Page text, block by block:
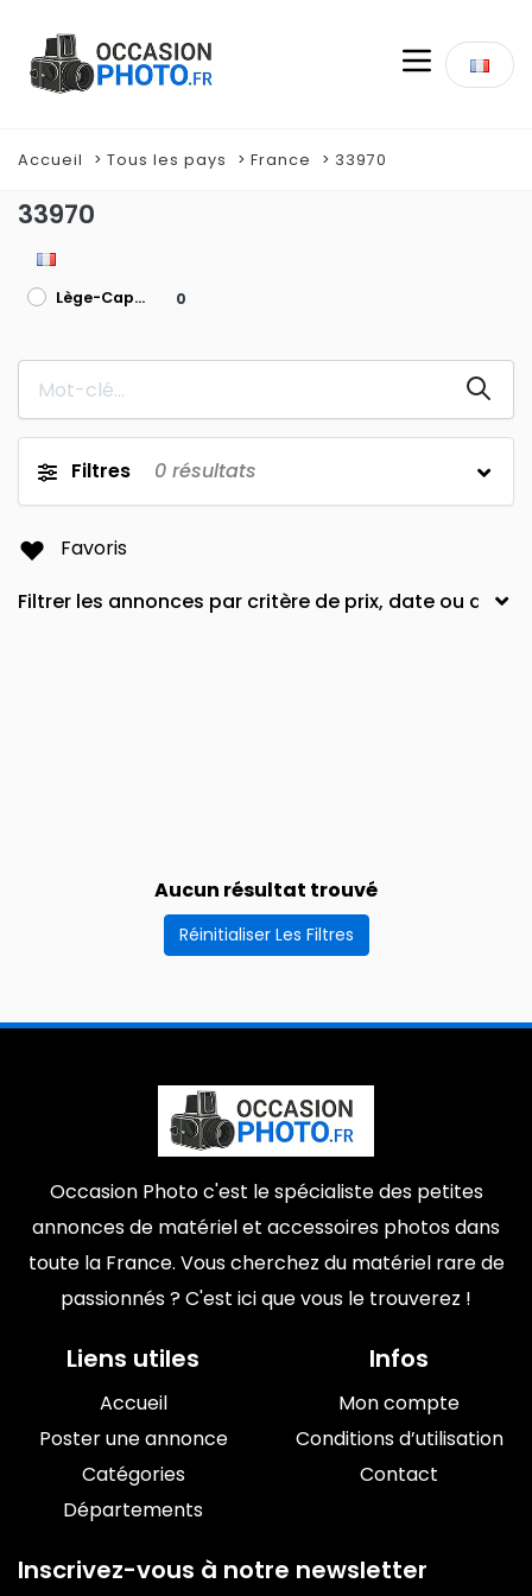
Accueil Tous les pays France 33970
33970
Lège-Cap-Ferret 0
Filtres 0 résultats
Favoris
Aucun résultat trouvé
Réinitialiser Les Filtres
Occasion Photo c'est le spécialiste des petites
annonces de matériel et accessoires photos dans
toute la France. Vous cherchez du matériel rare de
passionnés ? C'est ici que vous le trouverez !
Liens utiles
Accueil
Poster une annonce
Catégories
Départements
Infos
Mon compte
Conditions d’utilisation
Contact
Inscrivez-vous à notre newsletter